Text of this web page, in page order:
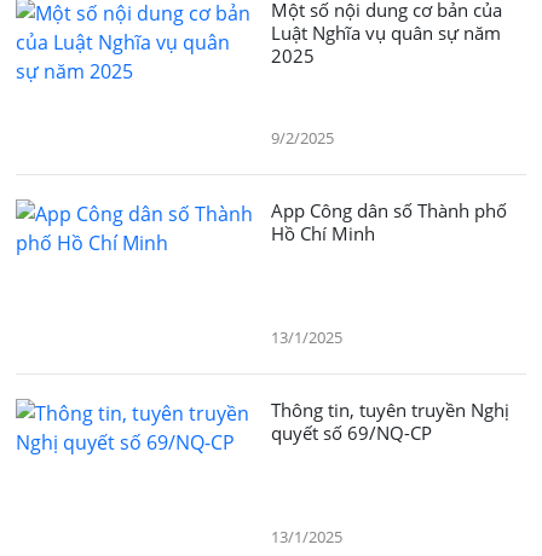
Một số nội dung cơ bản của
Luật Nghĩa vụ quân sự năm
9/2/2025
App Công dân số Thành phố
Hồ Chí Minh
13/1/2025
Thông tin, tuyên truyền Nghị
quyết số 69/NQ-CP
13/1/2025